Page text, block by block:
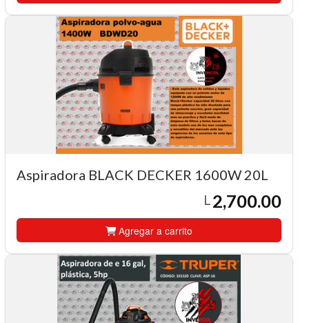
Aspiradora BLACK DECKER 1600W 20L
L2,700.00
Agregar a carrito